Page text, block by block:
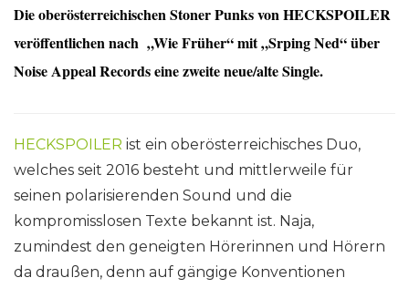
Die oberösterreichischen Stoner Punks von HECKSPOILER
veröffentlichen nach „Wie Früher“ mit „Srping Ned“ über
Noise Appeal Records eine zweite neue/alte Single.
HECKSPOILER ist ein oberösterreichisches Duo,
welches seit 2016 besteht und mittlerweile für
seinen polarisierenden Sound und die
kompromisslosen Texte bekannt ist. Naja,
zumindest den geneigten Hörerinnen und Hörern
da draußen, denn auf gängige Konventionen